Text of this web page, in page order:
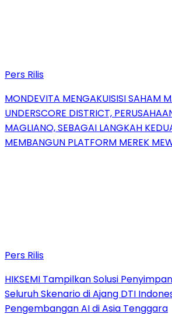
Pers Rilis
MONDEVITA MENGAKUISISI SAHAM
UNDERSCORE DISTRICT,
MAGLIANO, SEBAGAI LANGKAH
MEMBANGUN PLATFORM MEREK
Pers Rilis
HIKSEMI Tampilkan Solusi
Seluruh Skenario di Ajang DTI
Pengembangan AI di Asia Tenggara